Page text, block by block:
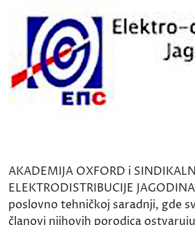
AKADEMIJA OXFORD i
ELEKTRODISTRIBUCIJE
poslovno tehničkoj saradnji, gde
članovi njihovih porodica